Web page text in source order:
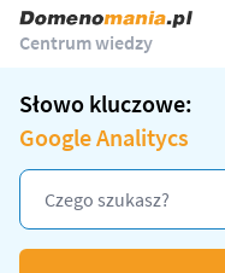
Centrum wiedzy
Słowo kluczowe:
Google Analitycs